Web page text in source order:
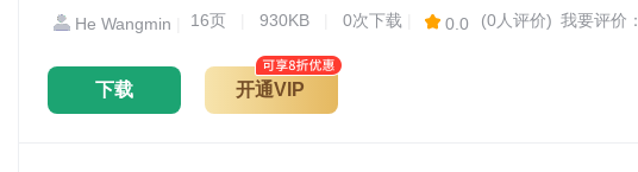
He Wangmin 16页 930KB 0次下载 0.0 (0人评价) 我要评价：
下载 开通VIP